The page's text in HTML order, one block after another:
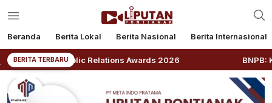
Beranda Berita Lokal Berita Nasional Berita Internasional
BERITA TERBARU
Public Relations Awards 2026 BNPB: Kalbar